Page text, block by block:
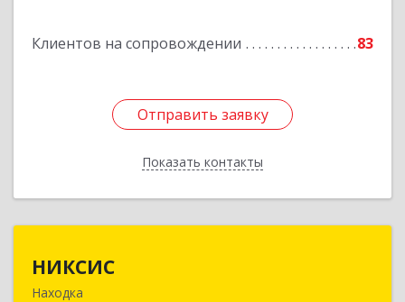
Клиентов на сопровождении 83
Отправить заявку
Показать контакты
Подробнее
Отправить заявку
Назад
НИКСИС
Находка